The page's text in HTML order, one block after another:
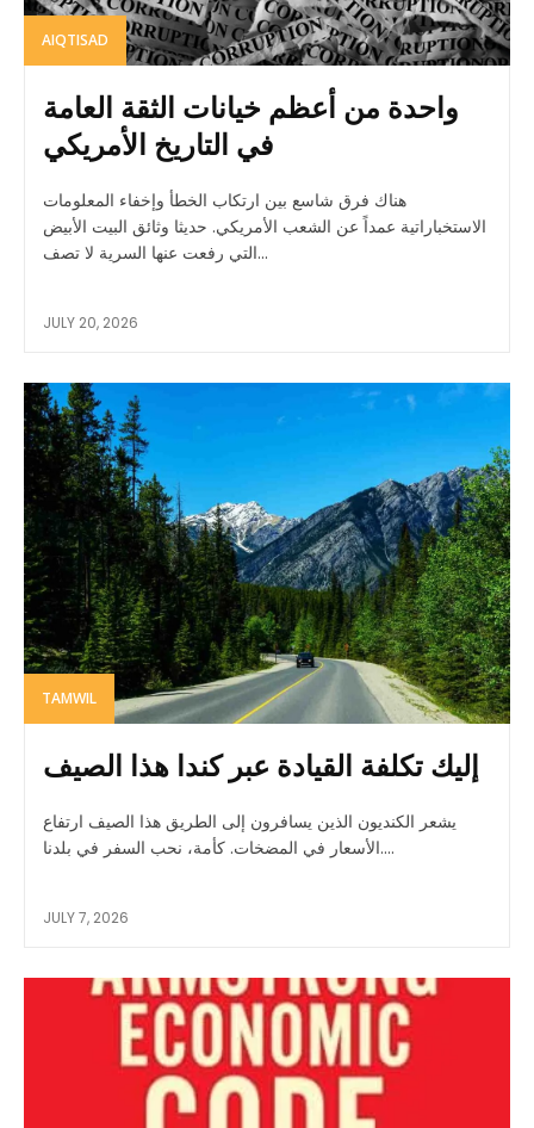
AIQTISAD
واحدة من أعظم خيانات الثقة العامة
في التاريخ الأمريكي
هناك فرق شاسع بين ارتكاب الخطأ وإخفاء المعلومات
الاستخباراتية عمداً عن الشعب الأمريكي. حديثا وثائق البيت الأبيض
التي رفعت عنها السرية لا تصف...
JULY 20, 2026
TAMWIL
إليك تكلفة القيادة عبر كندا هذا الصيف
يشعر الكنديون الذين يسافرون إلى الطريق هذا الصيف ارتفاع
الأسعار في المضخات. كأمة، نحب السفر في بلدنا....
JULY 7, 2026